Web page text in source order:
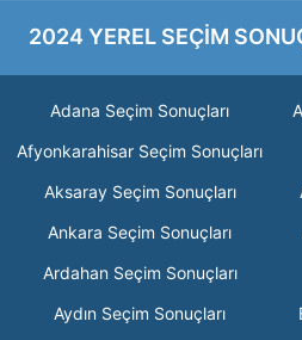
2024 YEREL SEÇİM
Adana Seçim Sonuçları
Afyonkarahisar Seçim Sonuçları
Aksaray Seçim Sonuçları
Ankara Seçim Sonuçları
Ardahan Seçim Sonuçları
Aydın Seçim Sonuçları